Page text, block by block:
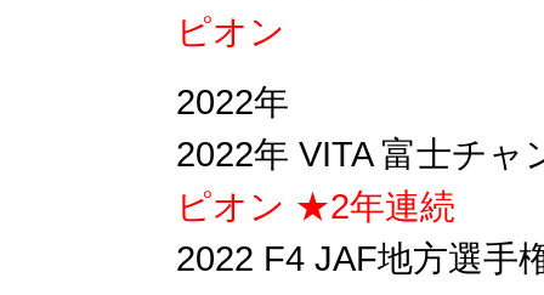
ピオン
2022年
2022年 VITA 富士チ
ピオン ★2年連続
2022 F4 JAF地方選手